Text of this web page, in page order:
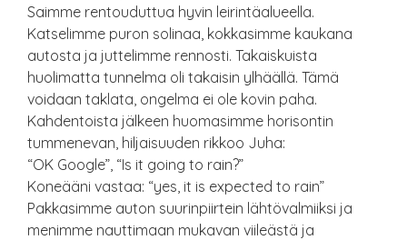
Saimme rentouduttua hyvin leirintäalueella.
Katselimme puron solinaa, kokkasimme kaukana
autosta ja juttelimme rennosti. Takaiskuista
huolimatta tunnelma oli takaisin ylhäällä. Tämä
voidaan taklata, ongelma ei ole kovin paha.
Kahdentoista jälkeen huomasimme horisontin
tummenevan, hiljaisuuden rikkoo Juha:
“OK Google”, “Is it going to rain?”
Koneääni vastaa: “yes, it is expected to rain”
Pakkasimme auton suurinpiirtein lähtövalmiiksi ja
menimme nauttimaan mukavan viileästä ja